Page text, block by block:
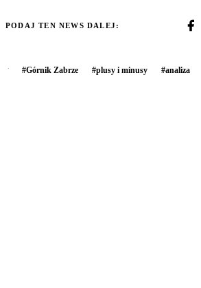
PODAJ TEN NEWS DALEJ:
#Górnik Zabrze #plusy i minusy #analiza